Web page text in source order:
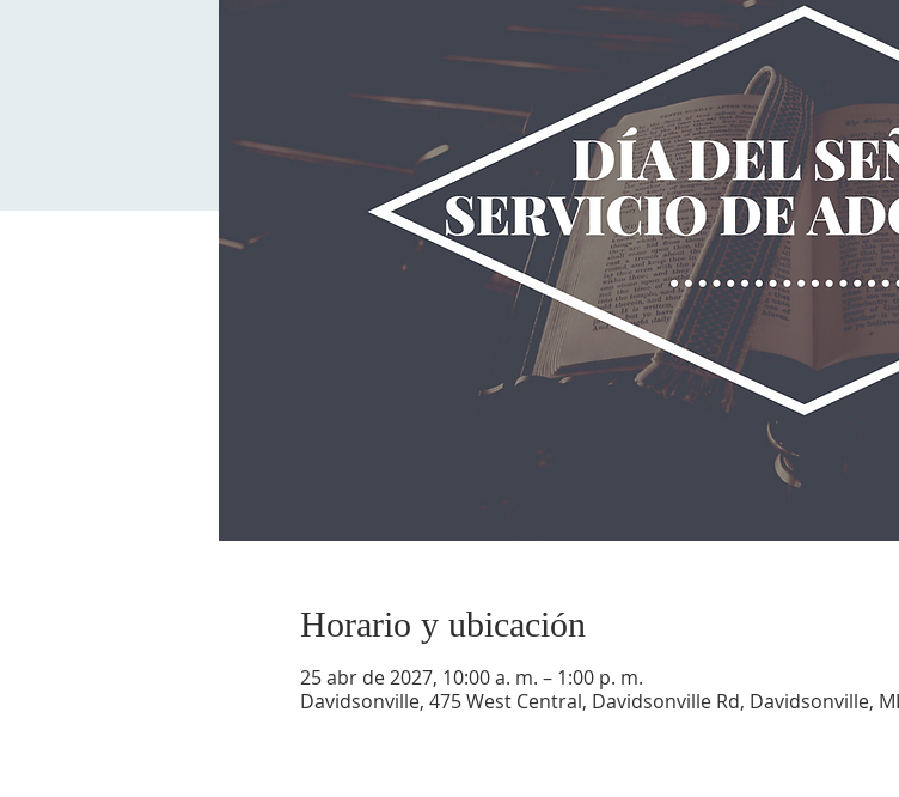
Horario y ubicación
25 abr de 2027, 10:00 a. m. – 1:00 p. m.
Davidsonville, 475 West Central, Davidsonville Rd, Davidsonville,